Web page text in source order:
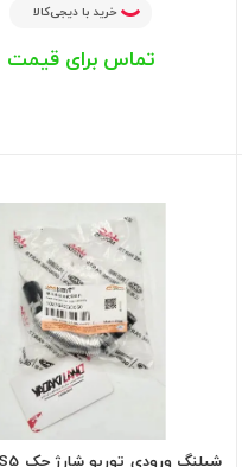
خرید با دیجی‌کالا
تماس برای قیمت